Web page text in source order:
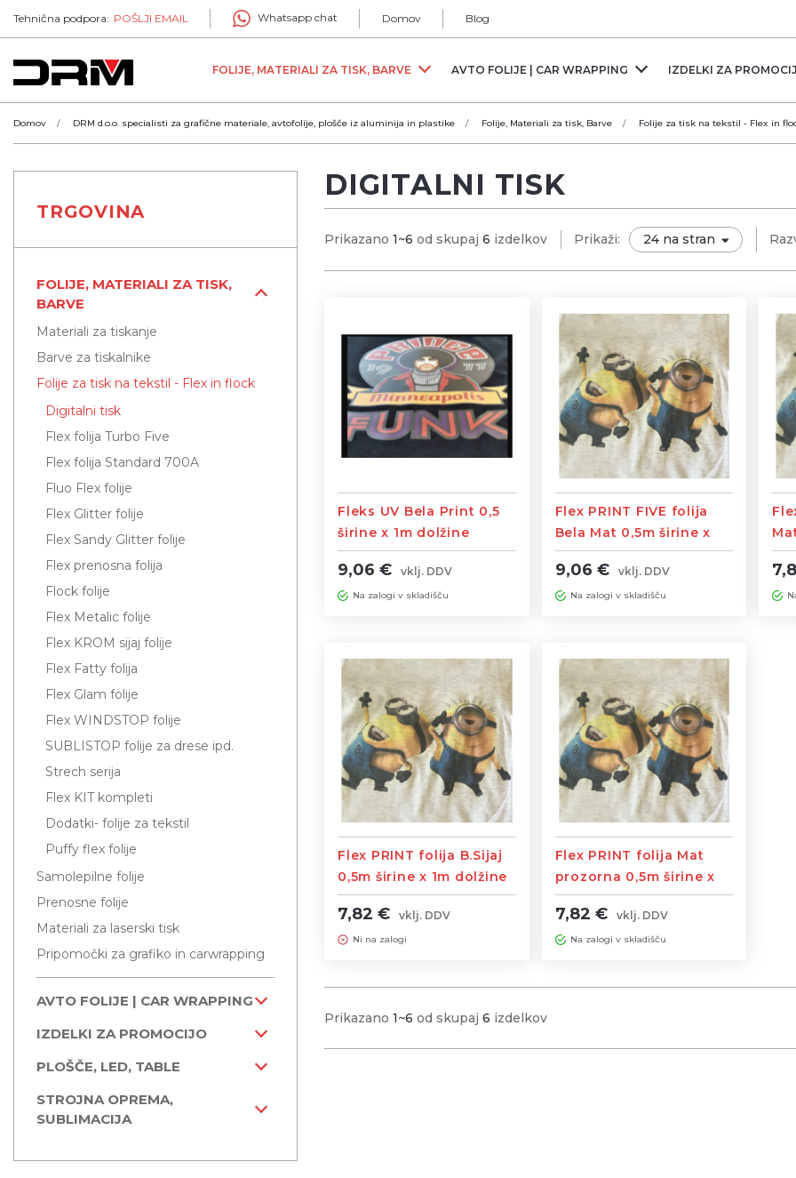
Tehnična podpora: POŠLJI EMAIL Whatsapp chat Domov Blog
FOLIJE, MATERIALI ZA TISK, BARVE AVTO FOLIJE | CAR WRAPPING IZDELKI ZA
Domov DRM d.o.o. specialisti za grafične materiale, avtofolije, plošče iz aluminija in plastike Folije, Materiali za tisk, Barve Folije za tisk na tekstil - Flex in
TRGOVINA
FOLIJE, MATERIALI ZA TISK,
BARVE
Materiali za tiskanje
Barve za tiskalnike
Folije za tisk na tekstil - Flex in flock
Digitalni tisk
Flex folija Turbo Five
Flex folija Standard 700A
Fluo Flex folije
Flex Glitter folije
Flex Sandy Glitter folije
Flex prenosna folija
Flock folije
Flex Metalic folije
Flex KROM sijaj folije
Flex Fatty folija
Flex Glam folije
Flex WINDSTOP folije
SUBLISTOP folije za drese ipd.
Strech serija
Flex KIT kompleti
Dodatki- folije za tekstil
Puffy flex folije
Samolepilne folije
Prenosne folije
Materiali za laserski tisk
Pripomočki za grafiko in carwrapping
AVTO FOLIJE | CAR WRAPPING
IZDELKI ZA PROMOCIJO
PLOŠČE, LED, TABLE
STROJNA OPREMA,
SUBLIMACIJA
DIGITALNI TISK
Prikazano 1~6 od skupaj 6 izdelkov Prikaži:
Fleks UV Bela Print 0,5
širine x 1m dolžine
9,06 € vklj. DDV
Na zalogi v skladišču
Flex PRINT FIVE folija
Bela Mat 0,5m širine x
1m dolžine
9,06 € vklj. DDV
Na zalogi v skladišču
Flex PRINT folija B.Sijaj
0,5m širine x 1m dolžine
7,82 € vklj. DDV
Ni na zalogi
Flex PRINT folija Mat
prozorna 0,5m širine x
1m dolžine
7,82 € vklj. DDV
Na zalogi v skladišču
Prikazano 1~6 od skupaj 6 izdelkov